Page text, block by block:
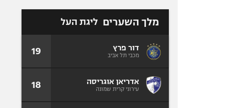
מלך השערים ליגת העל
דור פרץ
מכבי תל אביב 19
אדריאן אוגריסה
עירוני קרית שמונה 18